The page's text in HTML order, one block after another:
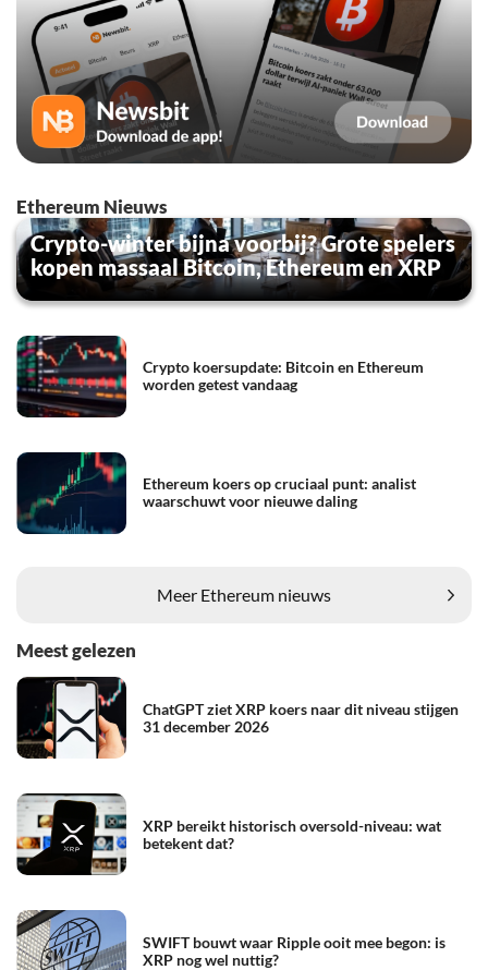
Ethereum Nieuws
Crypto-winter bijna voorbij? Grote spelers
kopen massaal Bitcoin, Ethereum en XRP
Crypto koersupdate: Bitcoin en Ethereum
worden getest vandaag
Ethereum koers op cruciaal punt: analist
waarschuwt voor nieuwe daling
Meer Ethereum nieuws
Meest gelezen
ChatGPT ziet XRP koers naar dit niveau stijgen
31 december 2026
XRP bereikt historisch oversold-niveau: wat
betekent dat?
SWIFT bouwt waar Ripple ooit mee begon: is
XRP nog wel nuttig?